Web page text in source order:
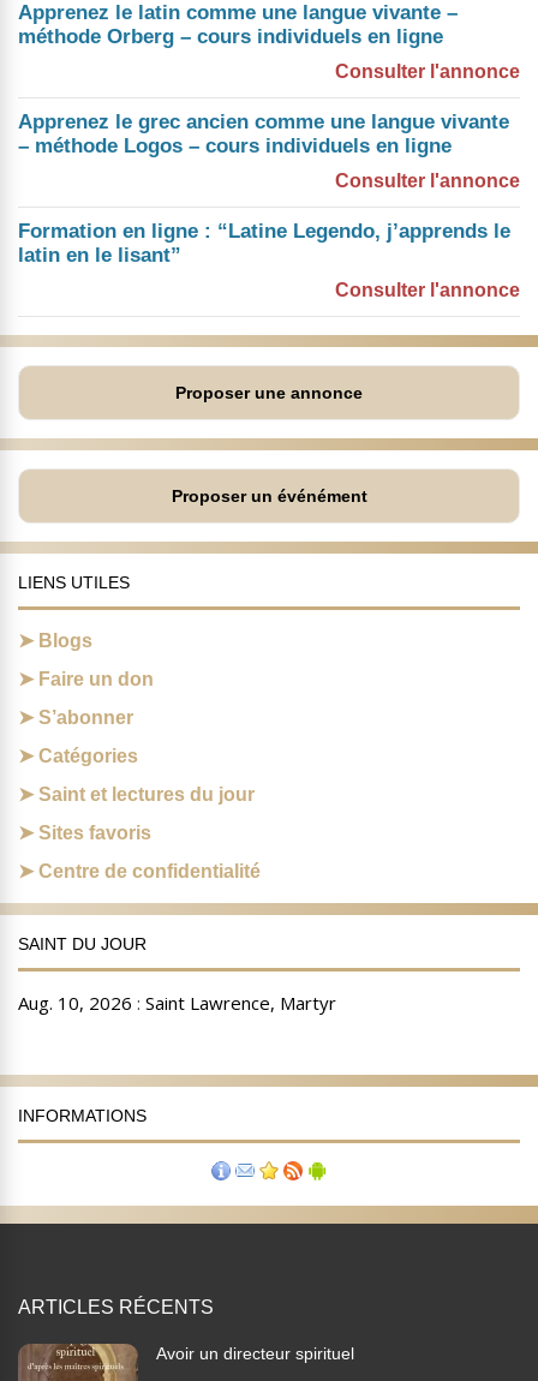
Apprenez le latin comme une langue vivante –
méthode Orberg – cours individuels en ligne
Consulter l'annonce
Apprenez le grec ancien comme une langue vivante
– méthode Logos – cours individuels en ligne
Consulter l'annonce
Formation en ligne : “Latine Legendo, j’apprends le
latin en le lisant”
Consulter l'annonce
Proposer une annonce
Proposer un événément
LIENS UTILES
Blogs
Faire un don
S’abonner
Catégories
Saint et lectures du jour
Sites favoris
Centre de confidentialité
SAINT DU JOUR
INFORMATIONS
ARTICLES RÉCENTS
Avoir un directeur spirituel